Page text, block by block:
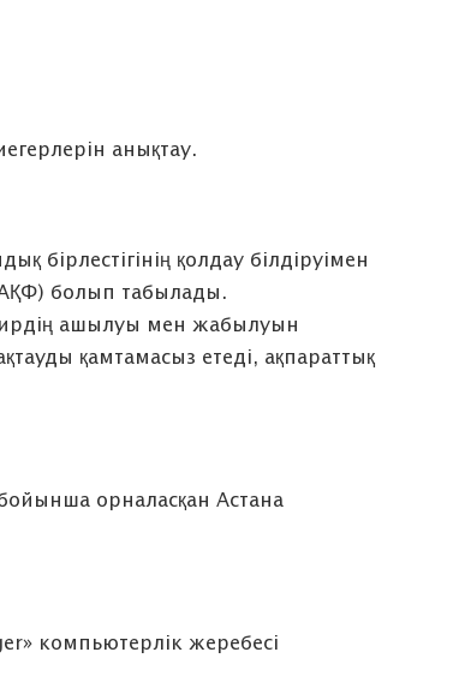
анықтау.
бірлестігінің қолдау білдіруімен
болып табылады.
ашылуы мен жабылуын
қамтамасыз етеді, ақпараттық
орналасқан Астана
компьютерлік жеребесі